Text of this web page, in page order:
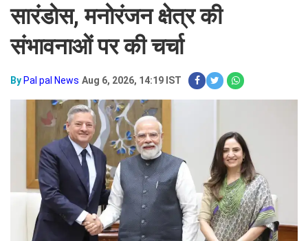
सारंडोस, मनोरंजन क्षेत्र की
संभावनाओं पर की चर्चा
By Pal pal News Aug 6, 2026, 14:19 IST